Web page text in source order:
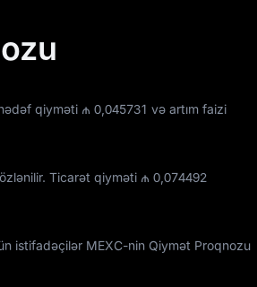
qiyməti ₼ 0,045731 və artım faizi
Ticarət qiyməti ₼ 0,074492
istifadəçilər MEXC-nin Qiymət Proqnozu